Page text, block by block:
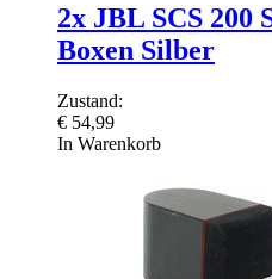
2x JBL SCS 200
Boxen Silber
Zustand:
€ 54,99
In Warenkorb